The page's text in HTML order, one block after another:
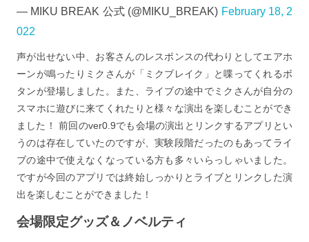
— MIKU BREAK 公式 (@MIKU_BREAK) February 18, 2
022
声が出せない中、お客さんのレスポンスの代わりとしてエアホ
ーンが鳴ったりミクさんが「ミクブレイク」と喋ってくれるボ
タンが登場しました。また、ライブの途中でミクさんが自分の
スマホに遊びに来てくれたりと様々な演出を楽しむことができ
ました！ 前回のver0.9でも会場の演出とリンクするアプリとい
うのは存在していたのですが、実験段階だったのもあってライ
ブの途中で使えなくなっている方も多々いらっしゃいました。
ですが今回のアプリでは終始しっかりとライブとリンクした演
出を楽しむことができました！
会場限定グッズ＆ノベルティ